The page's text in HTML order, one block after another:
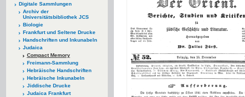
Digitale Sammlungen
Archiv der
Universitätsbibliothek JCS
Biologie
Frankfurt und Seltene Drucke
Handschriften und Inkunabeln
Judaica
Compact Memory
Freimann-Sammlung
Hebräische Handschriften
Hebräische Inkunabeln
Jiddische Drucke
Judaica Frankfurt